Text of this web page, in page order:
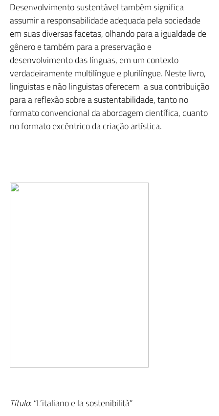
Desenvolvimento sustentável também significa
assumir a responsabilidade adequada pela sociedade
em suas diversas facetas, olhando para a igualdade de
gênero e também para a preservação e
desenvolvimento das línguas, em um contexto
verdadeiramente multilíngue e plurilíngue. Neste livro,
linguistas e não linguistas oferecem a sua contribuição
para a reflexão sobre a sustentabilidade, tanto no
formato convencional da abordagem científica, quanto
no formato excêntrico da criação artística.
Título: “L’italiano e la sostenibilità”